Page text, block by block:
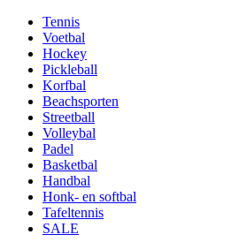
Tennis
Voetbal
Hockey
Pickleball
Korfbal
Beachsporten
Streetball
Volleybal
Padel
Basketbal
Handbal
Honk- en softbal
Tafeltennis
SALE